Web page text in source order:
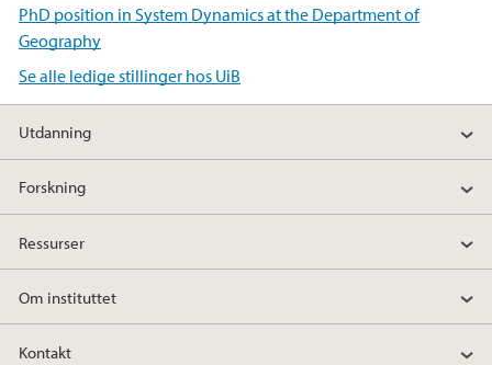
PhD position in System Dynamics at the Department of
Geography
Se alle ledige stillinger hos UiB
Utdanning
Forskning
Ressurser
Om instituttet
Kontakt